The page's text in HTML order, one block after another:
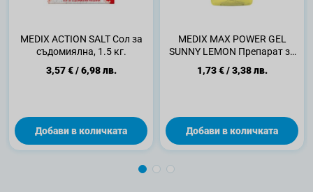
MEDIX ACTION SALT Сол за
съдомиялна, 1.5 кг.
3,57 €/6,98 лв.
Добави в количката
MEDIX MAX POWER GEL
SUNNY LEMON Препарат за
съдове, 750мл.
1,73 €/3,38 лв.
Добави в количката